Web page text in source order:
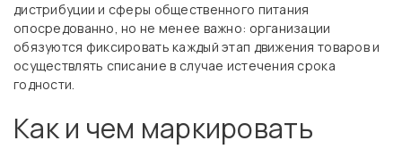
дистрибуции и сферы общественного питания
опосредованно, но не менее важно: организации
обязуются фиксировать каждый этап движения товаров и
осуществлять списание в случае истечения срока
годности.
Как и чем маркировать